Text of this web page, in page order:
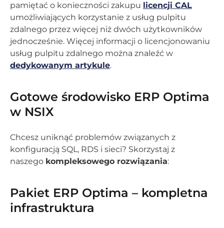
pamiętać o konieczności zakupu licencji CAL
umożliwiających korzystanie z usług pulpitu
zdalnego przez więcej niż dwóch użytkowników
jednocześnie. Więcej informacji o licencjonowaniu
usług pulpitu zdalnego można znaleźć w
dedykowanym artykule.
Gotowe środowisko ERP Optima
w NSIX
Chcesz uniknąć problemów związanych z
konfiguracją SQL, RDS i sieci? Skorzystaj z
naszego kompleksowego rozwiązania:
Pakiet ERP Optima – kompletna
infrastruktura